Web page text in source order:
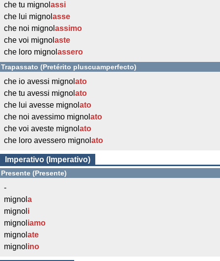
che tu mignol assi
che lui mignol asse
che noi mignol assimo
che voi mignol aste
che loro mignol assero
Trapassato (Pretérito pluscuamperfecto)
che io avessi mignol ato
che tu avessi mignol ato
che lui avesse mignol ato
che noi avessimo mignol ato
che voi aveste mignol ato
che loro avessero mignol ato
Imperativo (Imperativo)
Presente (Presente)
-
mignol a
mignol i
mignol iamo
mignol ate
mignol ino